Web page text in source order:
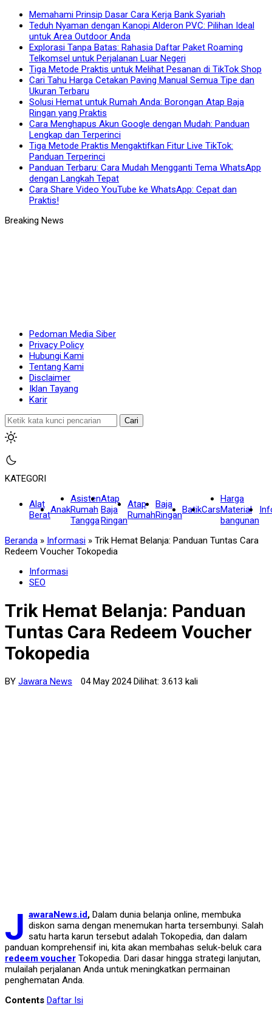
Memahami Prinsip Dasar Cara Kerja Bank Syariah
Teduh Nyaman dengan Kanopi Alderon PVC: Pilihan Ideal
untuk Area Outdoor Anda
Explorasi Tanpa Batas: Rahasia Daftar Paket Roaming
Telkomsel untuk Perjalanan Luar Negeri
Tiga Metode Praktis untuk Melihat Pesanan di TikTok Shop
Cari Tahu Harga Cetakan Paving Manual Semua Tipe dan
Ukuran Terbaru
Solusi Hemat untuk Rumah Anda: Borongan Atap Baja
Ringan yang Praktis
Cara Menghapus Akun Google dengan Mudah: Panduan
Lengkap dan Terperinci
Tiga Metode Praktis Mengaktifkan Fitur Live TikTok:
Panduan Terperinci
Panduan Terbaru: Cara Mudah Mengganti Tema WhatsApp
dengan Langkah Tepat
Cara Share Video YouTube ke WhatsApp: Cepat dan
Praktis!
Pedoman Media Siber
Privacy Policy
Hubungi Kami
Tentang Kami
Disclaimer
Iklan Tayang
Karir
Cari
KATEGORI
Alat
BeratAnak
Asisten
Rumah
Tangga
Atap
Baja
Ringan
Atap
Rumah
Baja
RinganBatikCars
Harga
Material
bangunan
Beranda » Informasi » Trik Hemat Belanja: Panduan Tuntas Cara
Redeem Voucher Tokopedia
Informasi
SEO
Trik Hemat Belanja: Panduan
Tuntas Cara Redeem Voucher
Tokopedia
BY Jawara News 04 May 2024 Dilihat: 3.613 kali
J awaraNews.id, Dalam dunia belanja online, membuka
diskon sama dengan menemukan harta tersembunyi. Salah
satu harta karun tersebut adalah Tokopedia, dan dalam
panduan komprehensif ini, kita akan membahas seluk-beluk cara
redeem voucher Tokopedia. Dari dasar hingga strategi lanjutan,
mulailah perjalanan Anda untuk meningkatkan permainan
penghematan Anda.
Contents Daftar Isi